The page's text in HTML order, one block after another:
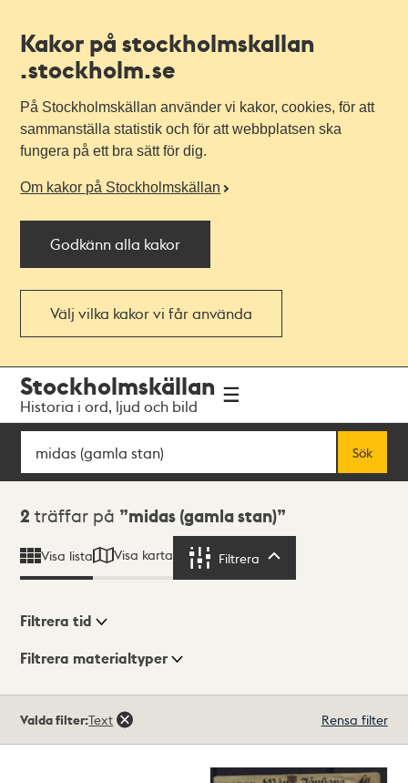
Kakor på stockholmskallan
.stockholm.se
På Stockholmskällan använder vi kakor, cookies, för att
sammanställa statistik och för att webbplatsen ska
fungera på ett bra sätt för dig.
Om kakor på Stockholmskällan
Godkänn alla kakor
Välj vilka kakor vi får använda
navigationen
huvudinnehållet
Stockholmskällan
Historia i ord, ljud och bild
Sök
Sök
Sökresultat
2 träffar på midas (gamla stan)
Visa lista Visa karta Filtrera
Visningsläge
Filtrera tid
Filtrera materialtyper
träffar
Valda filter:Text Rensa filter